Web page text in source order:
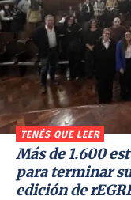
TENÉS QUE LEER
Más de 1.600
para terminar
edición de